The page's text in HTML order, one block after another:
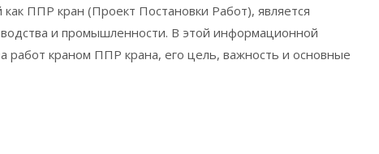
ППР кран (Проект Постановки Работ), является
и промышленности. В этой информационной
работ краном ППР крана, его цель, важность и основные